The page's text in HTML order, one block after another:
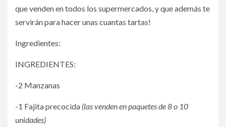
que venden en todos los supermercados, y que además te
servirán para hacer unas cuantas tartas!
Ingredientes:
INGREDIENTES:
-2 Manzanas
-1 Fajita precocida (las venden en paquetes de 8 o 10
unidades)